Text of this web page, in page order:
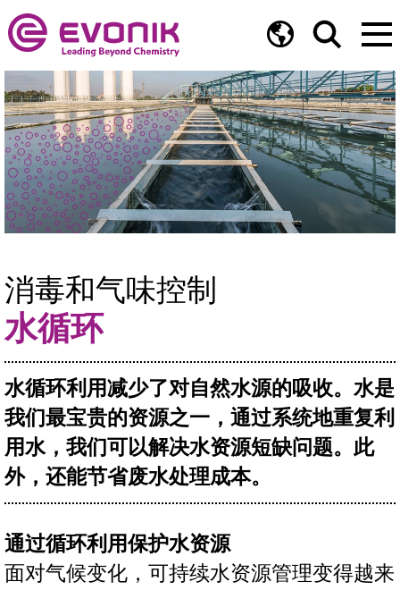
消毒和气味控制
水循环
水循环利用减少了对自然水源的吸收。水是
我们最宝贵的资源之一，通过系统地重复利
用水，我们可以解决水资源短缺问题。此
外，还能节省废水处理成本。
通过循环利用保护水资源
面对气候变化，可持续水资源管理变得越来